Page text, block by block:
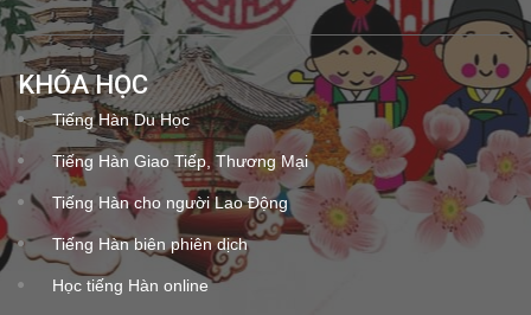
KHÓA HỌC
Tiếng Hàn Du Học
Tiếng Hàn Giao Tiếp, Thương Mại
Tiếng Hàn cho người Lao Động
Tiếng Hàn biên phiên dịch
Học tiếng Hàn online